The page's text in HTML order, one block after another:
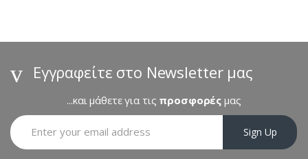
d
Εγγραφείτε στο Newsletter μας
...και μάθετε για τις προσφορές μας
Sign Up